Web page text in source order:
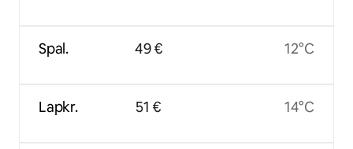
Spal.
Lapkr.
49 €
51 €
12°C
14°C